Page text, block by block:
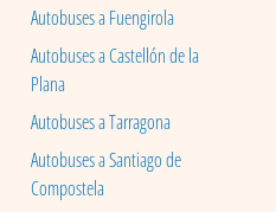
Autobuses a Fuengirola
Autobuses a Castellón de la
Plana
Autobuses a Tarragona
Autobuses a Santiago de
Compostela